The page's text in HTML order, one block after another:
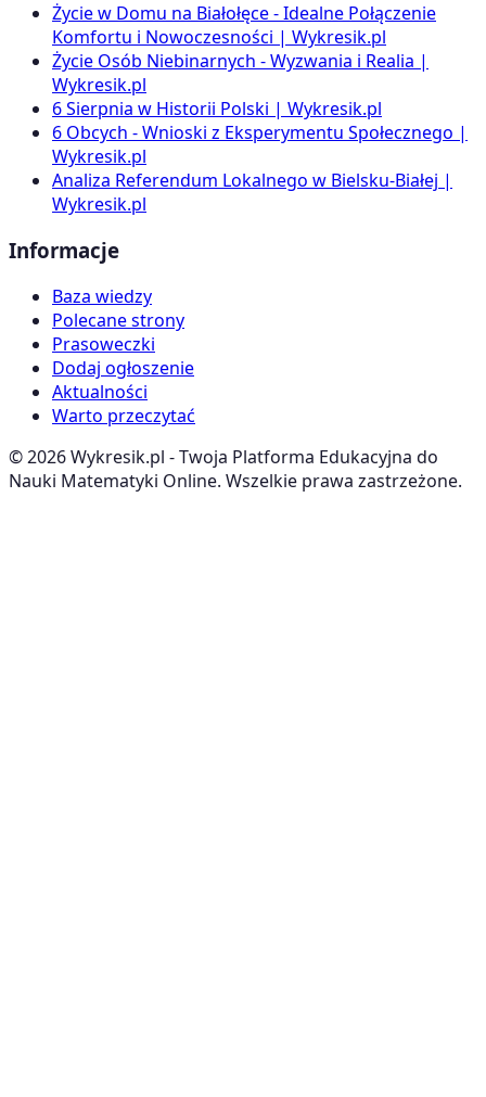
Życie w Domu na Białołęce - Idealne Połączenie
Komfortu i Nowoczesności | Wykresik.pl
Życie Osób Niebinarnych - Wyzwania i Realia |
Wykresik.pl
6 Sierpnia w Historii Polski | Wykresik.pl
6 Obcych - Wnioski z Eksperymentu Społecznego |
Wykresik.pl
Analiza Referendum Lokalnego w Bielsku-Białej |
Wykresik.pl
Informacje
Baza wiedzy
Polecane strony
Prasoweczki
Dodaj ogłoszenie
Aktualności
Warto przeczytać
©2026Wykresik.pl - Twoja Platforma Edukacyjna do
Nauki Matematyki Online. Wszelkie prawa zastrzeżone.